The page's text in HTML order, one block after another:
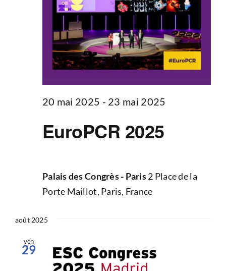
EuroPCR 2025
20 mai 2025 - 23 mai 2025
Palais des Congrès - Paris2 Place de la
Porte Maillot, Paris, France
août 2025
ven
29